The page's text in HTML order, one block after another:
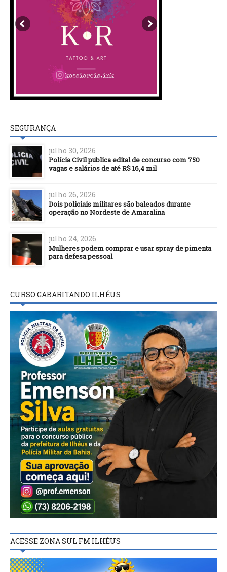
SEGURANÇA
julho 30, 2026
Polícia Civil publica edital de concurso com 750
vagas e salários de até R$ 16,4 mil
julho 26, 2026
Dois policiais militares são baleados durante
operação no Nordeste de Amaralina
julho 24, 2026
Mulheres podem comprar e usar spray de pimenta
para defesa pessoal
CURSO GABARITANDO ILHÉUS
ACESSE ZONA SUL FM ILHÉUS